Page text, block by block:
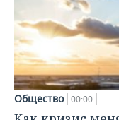
Общество 00:00